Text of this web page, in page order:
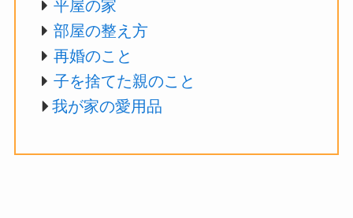
平屋の家
部屋の整え方
再婚のこと
子を捨てた親のこと
我が家の愛用品